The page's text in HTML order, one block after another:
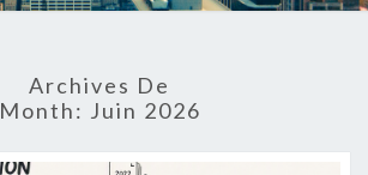
Archives De
Month: Juin 2026